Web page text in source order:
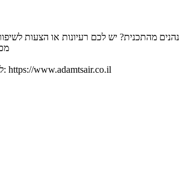
נהנים מהתכנית? יש לכם רעיונות או הצעות
לאתר אדם צעיר: https://www.adamtsair.co.il